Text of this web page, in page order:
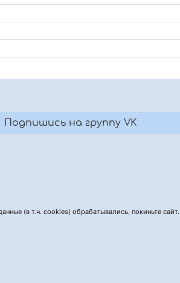
Подпишись на группу VK
(в т.ч. cookies) обрабатывались, покиньте сайт.